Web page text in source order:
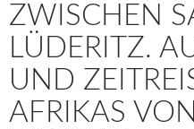
ZWISCHEN
LÜDERITZ.
UND
AFRIKAS